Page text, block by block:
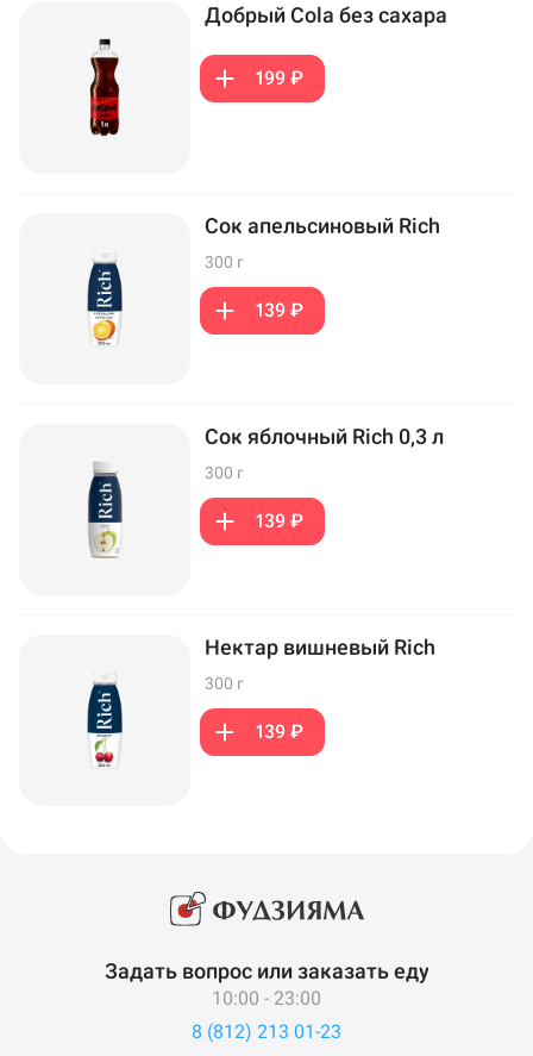
Добрый Cola без сахара
199 ₽
Сок апельсиновый Rich
300 г
139 ₽
Сок яблочный Rich 0,3 л
300 г
139 ₽
Нектар вишневый Rich
300 г
139 ₽
Задать вопрос или заказать еду
10:00 - 23:00
8 (812) 213 01-23